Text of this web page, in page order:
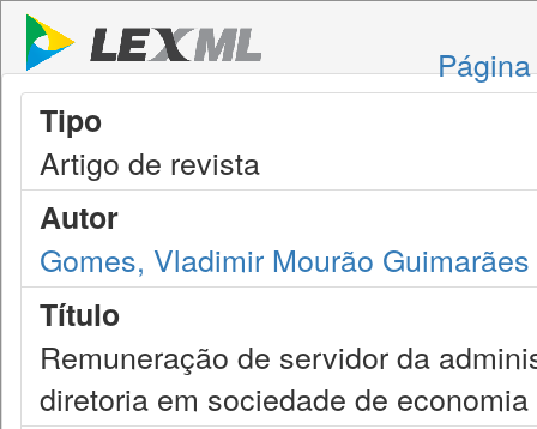
Tipo
Artigo de revista
Autor
Gomes, Vladimir Mourão
Título
Remuneração de servidor da
diretoria em sociedade de